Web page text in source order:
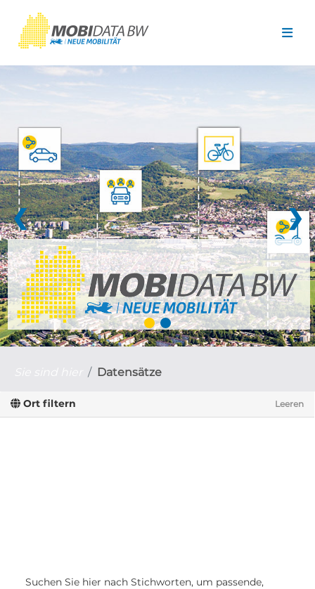
❮ ❯
Datensätze
Ort filtern Leeren
Suchen Sie hier nach Stichworten, um passende,